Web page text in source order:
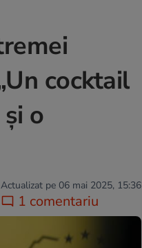
cocktail
o
Actualizat pe 06 mai 2025, 15:36
1 comentariu